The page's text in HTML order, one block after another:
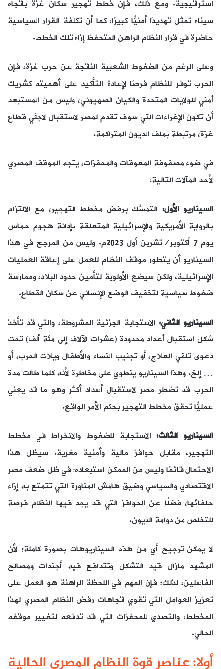
استراتيجية. ومع ذلك، فإن خطط تهجير سكان غزة باتجاه
سيناء تمثل تهديدًا أمنيًّا كبيرًا، كما أن تكلفة القرار السياسية
حاضرة في قرار النظام الراهن المتحفظ إزاء تلك الخطط.
وعلى الرغم من الضغوط الشعبية الناتجة عن حرب غزة، فإن
الحرب توفر للنظام فرصًا لإعادة التأكيد على أهميته كشريك
أمني للولايات المتحدة والكيان الصهيوني، وليس من المستبعد
أن تكون الإغراءات التي سوف تقدم لمصر لاستقبال لاجئي قطاع
غزة، مرتبطة بملف الديون المتراكمة.
في ضوء مصفوفة المعوقات والمحفزات، يتجه الموقف المصري
لأحد المآلات التالية:
السيناريو الأول: التمسُّك برفض مخطط التهجير، مع الالتزام
بالرواية الأمريكية والإسرائيلية المتعلقة بإدانة هجوم حماس
يوم 7 أكتوبر/تشرين أول 2023م. وليس من المرجح في هذا
السيناريو أن يتطور موقف النظام للعمل على إعاقة العمليات
الإسرائيلية، ولكن سيضع الأولوية لتأمين حدود البلاد، وممارسة
ضغوط سياسية لتخفيف الوضع الإنساني عن سكان القطاع.
السيناريو الثاني:الاستجابة الجزئية المشروطة، والتي قد تأخذ
شكل استقبال أعداد محدودة (عشرات الآلاف إلى مئة ألف) تحت
دعوى تلقي العلاج، أو تجنيب النساء والأطفال ويلات الحرب، أو
… إلخ. وهذا السيناريو ينطوي على مخاطرة لأنه كلما طالت مدة
الحرب قد تضطر مصر لاستقبال أعداد أكثر وهو ما قد يعني
عمليًّا تحقق مخطط التهجير بحكم الأمر الواقع.
السيناريو الثالث:الاستجابة للضغوط والانخراط في مخطط
التهجير، مقابل حوافز مالية وأمنية مغرية. سيظل هذا
الاحتمال قائمًا وليس من الممكن استبعاده؛ في ظل ضعف مصر
الاقتصادي والسياسي وضيق هامش المناورة التي تتمتع به إزاء
حلفائها، فضلًا عن الحوافز التي قد يجد فيها النظام فرصة
للتخلص من دوامة الديون.
لا يمكن ترجيح أي من هذه السيناريوهات بصورة كاملة؛ لأن
المشهد مازال قيد التشكل وتتدافع فيه أجندات ومصالح
الفاعلين، لذلك؛ فإن المهم في اللحظة الراهنة هو العمل على
تعزيز العوامل التي تقوي اتجاهات رفض النظام المصري لهذا
المخطط، والتصدي للمحفزات التي قد تدفعه لتغيير موقفه
الحالي.
أولا: عناصر قوة النظام المصري الحالية